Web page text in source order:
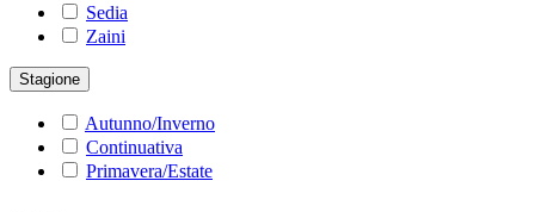
Sedia
Zaini
Stagione
Autunno/Inverno
Continuativa
Primavera/Estate